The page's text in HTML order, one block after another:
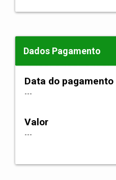
Dados Pagamento
Data do pagamento
---
Valor
---